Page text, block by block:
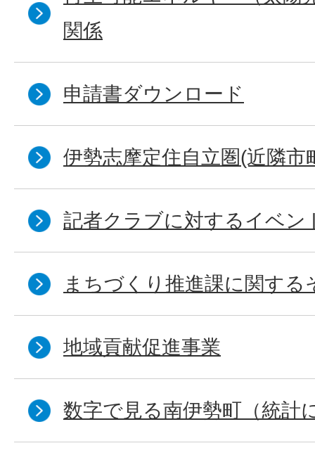
関係
申請書ダウンロード
伊勢志摩定住自立圏(近隣市
記者クラブに対するイベン
まちづくり推進課に関する
地域貢献促進事業
数字で見る南伊勢町（統計